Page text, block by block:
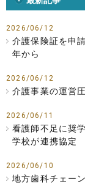
2026/06/12
介護保険証を申
年から
2026/06/12
介護事業の運営
2026/06/11
看護師不足に奨
学校が連携協定
2026/06/10
地方歯科チェー